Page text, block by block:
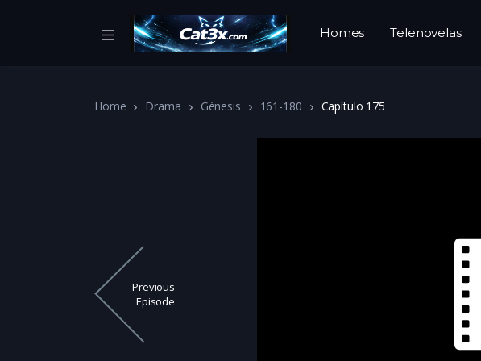
Homes Telenovelas
Home Drama Génesis 161-180 Capítulo 175
Previous
Episode